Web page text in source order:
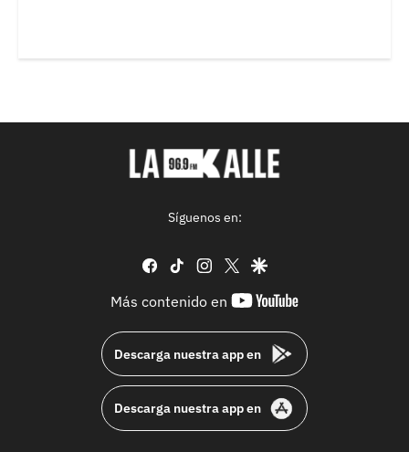
Síguenos en:
facebook
tiktok instagram
twittergoogle
Más contenido en
youtube-
Descarga nuestra app en
Descarga nuestra app en